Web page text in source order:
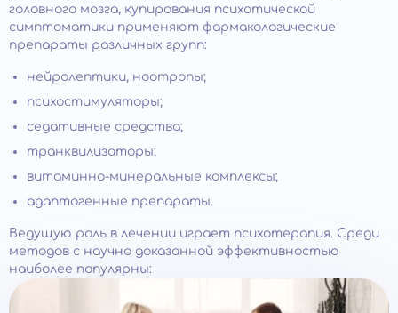
головного мозга, купирования психотической
симптоматики применяют фармакологические
препараты различных групп:
нейролептики, ноотропы;
психостимуляторы;
седативные средства;
транквилизаторы;
витаминно-минеральные комплексы;
адаптогенные препараты.
Ведущую роль в лечении играет психотерапия. Среди
методов с научно доказанной эффективностью
наиболее популярны: